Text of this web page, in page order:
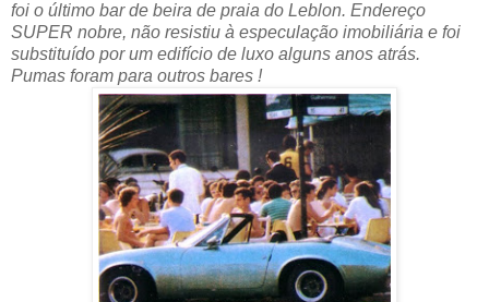
foi o último bar de beira de praia do Leblon. Endereço
SUPER nobre, não resistiu à especulação imobiliária e foi
substituído por um edifício de luxo alguns anos atrás.
Pumas foram para outros bares !